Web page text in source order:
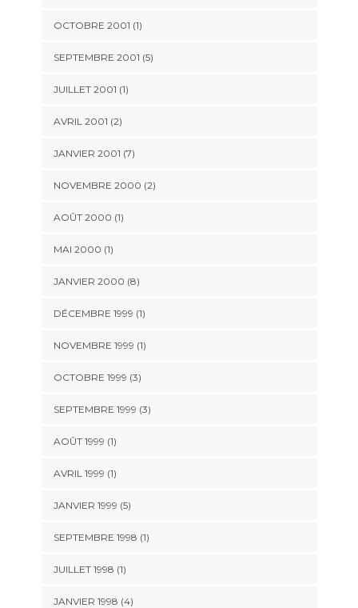
OCTOBRE 2001 (1)
SEPTEMBRE 2001 (5)
JUILLET 2001 (1)
AVRIL 2001 (2)
JANVIER 2001 (7)
NOVEMBRE 2000 (2)
AOÛT 2000 (1)
MAI 2000 (1)
JANVIER 2000 (8)
DÉCEMBRE 1999 (1)
NOVEMBRE 1999 (1)
OCTOBRE 1999 (3)
SEPTEMBRE 1999 (3)
AOÛT 1999 (1)
AVRIL 1999 (1)
JANVIER 1999 (5)
SEPTEMBRE 1998 (1)
JUILLET 1998 (1)
JANVIER 1998 (4)